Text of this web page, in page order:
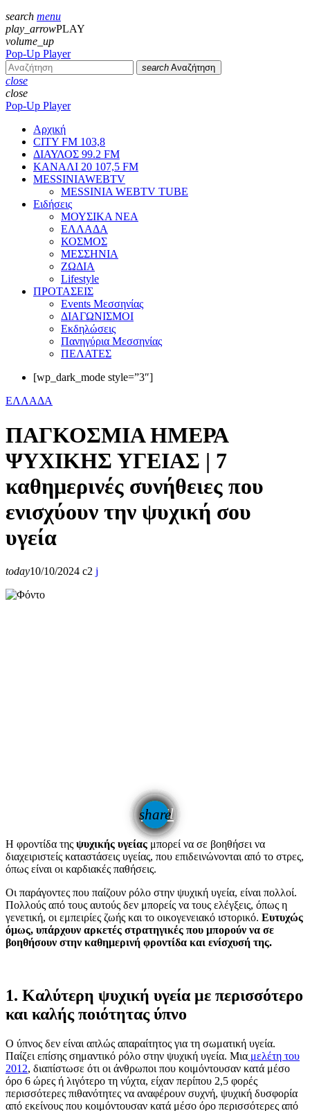
search menu
play_arrowPLAY
volume_up
Pop-Up Player
search Αναζήτηση
close
close
Pop-Up Player
Αρχική
CITY FM 103,8
ΔΙΑΥΛΟΣ 99.2 FM
ΚΑΝΑΛΙ 20 107,5 FM
MESSINIAWEBTV
MESSINIA WEBTV TUBE
Eιδήσεις
ΜΟΥΣΙΚΑ ΝΕΑ
ΕΛΛΑΔΑ
ΚΟΣΜΟΣ
ΜΕΣΣΗΝΙΑ
ΖΩΔΙΑ
Lifestyle
ΠΡΟΤΑΣΕΙΣ
Events Μεσσηνίας
ΔΙΑΓΩΝΙΣΜΟΙ
Εκδηλώσεις
Πανηγύρια Μεσσηνίας
ΠΕΛΑΤΕΣ
[wp_dark_mode style=”3″]
ΕΛΛΑΔΑ
ΠΑΓΚΟΣΜΙΑ ΗΜΕΡΑ
ΨΥΧΙΚΗΣ ΥΓΕΙΑΣ | 7
καθημερινές συνήθειες που
ενισχύουν την ψυχική σου
υγεία
today10/10/2024 2
share
email
Η φροντίδα της ψυχικής υγείας μπορεί να σε βοηθήσει να
διαχειριστείς καταστάσεις υγείας, που επιδεινώνονται από το στρες,
όπως είναι οι καρδιακές παθήσεις.
Οι παράγοντες που παίζουν ρόλο στην ψυχική υγεία, είναι πολλοί.
Πολλούς από τους αυτούς δεν μπορείς να τους ελέγξεις, όπως η
γενετική, οι εμπειρίες ζωής και το οικογενειακό ιστορικό. Ευτυχώς
όμως, υπάρχουν αρκετές στρατηγικές που μπορούν να σε
βοηθήσουν στην καθημερινή φροντίδα και ενίσχυσή της.
1. Καλύτερη ψυχική υγεία με περισσότερο
και καλής ποιότητας ύπνο
Ο ύπνος δεν είναι απλώς απαραίτητος για τη σωματική υγεία.
Παίζει επίσης σημαντικό ρόλο στην ψυχική υγεία. Μια μελέτη του
2012, διαπίστωσε ότι οι άνθρωποι που κοιμόντουσαν κατά μέσο
όρο 6 ώρες ή λιγότερο τη νύχτα, είχαν περίπου 2,5 φορές
περισσότερες πιθανότητες να αναφέρουν συχνή, ψυχική δυσφορία
από εκείνους που κοιμόντουσαν κατά μέσο όρο περισσότερες από